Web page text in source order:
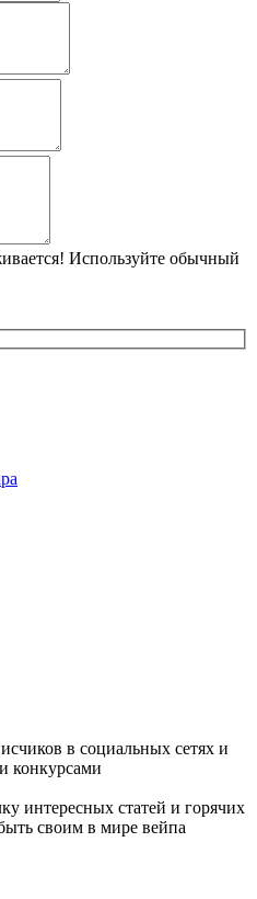
Используйте обычный
в социальных сетях и
конкурсами
интересных статей и горячих
своим в мире вейпа